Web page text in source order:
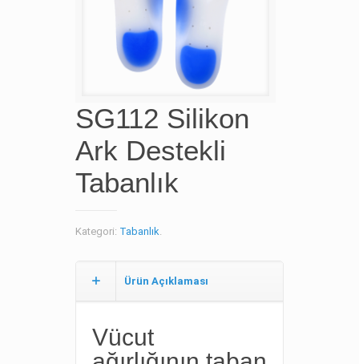
SG112 Silikon
Ark Destekli
Tabanlık
Kategori: Tabanlık.
Ürün Açıklaması
Vücut